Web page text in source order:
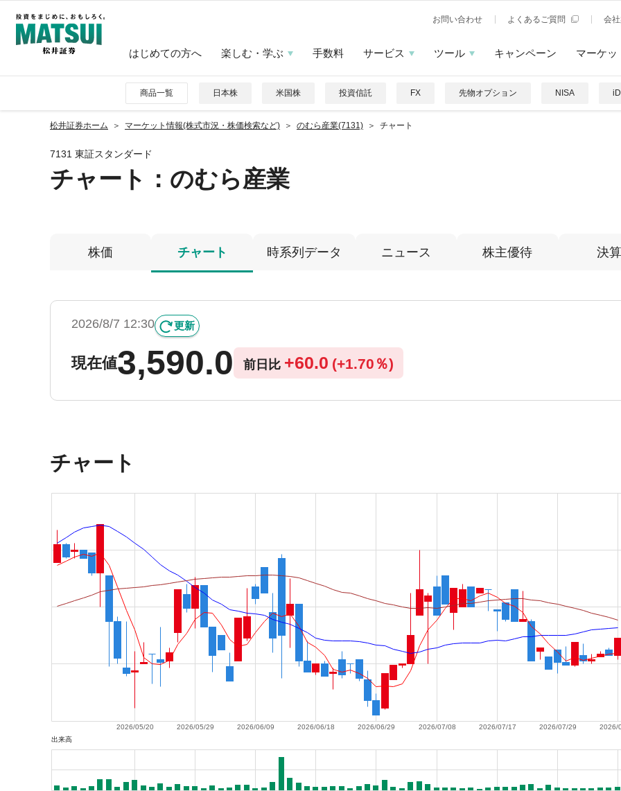
お問い合わせ よくあるご質問 会
はじめての方へ 楽しむ・学ぶ 手数料 サービス ツール キャンペーン マーケッ
商品一覧 日本株 米国株 投資信託 FX 先物オプション NISA
松井証券ホーム マーケット情報(株式市況・株価検索など) のむら産業(7131) チャート
7131 東証スタンダード
チャート： のむら産業
株価 チャート 時系列データ ニュース 株主優待 決算
2026/8/7 12:30 更新
現在値3,590.0 前日比 +60.0 (+1.70％)
チャート
2026/
2026/07/29
2026/07/17
2026/07/08
2026/06/29
2026/06/18
2026/06/09
2026/05/29
2026/05/20
出来高